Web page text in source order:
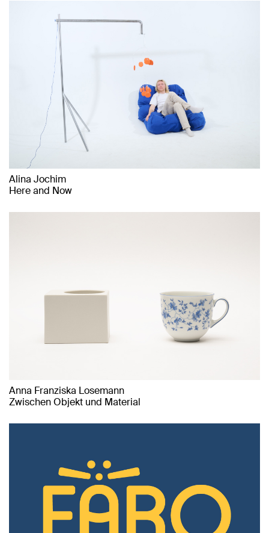
Alina Jochim
Here and Now
Anna Franziska Losemann
Zwischen Objekt und Material